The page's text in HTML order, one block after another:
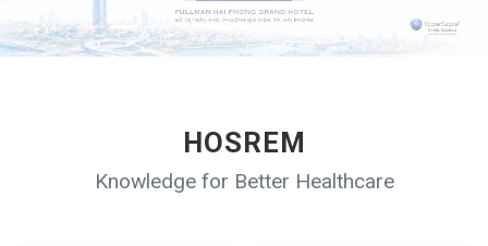
HOSREM
Knowledge for Better Healthcare